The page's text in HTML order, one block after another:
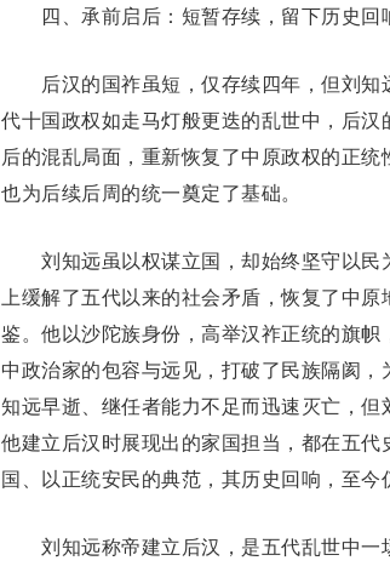
四、承前启后：短暂存续，留下历史回
后汉的国祚虽短，仅存续四年，但刘知
代十国政权如走马灯般更迭的乱世中，后
后的混乱局面，重新恢复了中原政权的正
也为后续后周的统一奠定了基础。
刘知远虽以权谋立国，却始终坚守以民
上缓解了五代以来的社会矛盾，恢复了中
鉴。他以沙陀族身份，高举汉祚正统的旗
中政治家的包容与远见，打破了民族隔阂
知远早逝、继任者能力不足而迅速灭亡，
他建立后汉时展现出的家国担当，都在五
国、以正统安民的典范，其历史回响，至今
刘知远称帝建立后汉，是五代乱世中一